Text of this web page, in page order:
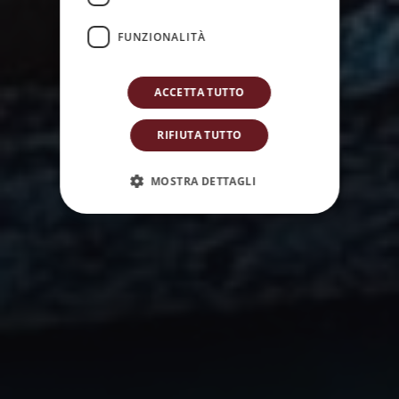
FUNZIONALITÀ
ACCETTA TUTTO
RIFIUTA TUTTO
MOSTRA DETTAGLI